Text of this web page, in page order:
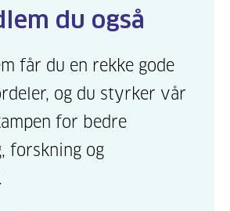
du også
får du en rekke gode
og du styrker vår
for bedre
forskning og